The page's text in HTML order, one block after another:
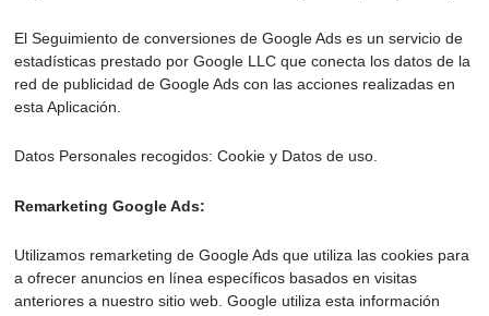
El Seguimiento de conversiones de Google Ads es un servicio de
estadísticas prestado por Google LLC que conecta los datos de la
red de publicidad de Google Ads con las acciones realizadas en
esta Aplicación.
Datos Personales recogidos: Cookie y Datos de uso.
Remarketing Google Ads:
Utilizamos remarketing de Google Ads que utiliza las cookies para
a ofrecer anuncios en línea específicos basados en visitas
anteriores a nuestro sitio web. Google utiliza esta información